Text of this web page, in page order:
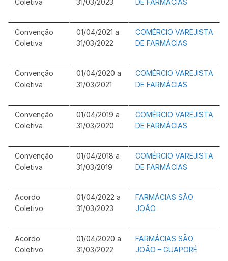
Coletiva
31/03/2023
DE FARMÁCIAS
Convenção
Coletiva
01/04/2021 a
31/03/2022
COMÉRCIO VAREJISTA
DE FARMÁCIAS
Convenção
Coletiva
01/04/2020 a
31/03/2021
COMÉRCIO VAREJISTA
DE FARMÁCIAS
Convenção
Coletiva
01/04/2019 a
31/03/2020
COMÉRCIO VAREJISTA
DE FARMÁCIAS
Convenção
Coletiva
01/04/2018 a
31/03/2019
COMÉRCIO VAREJISTA
DE FARMÁCIAS
Acordo
Coletivo
01/04/2022 a
31/03/2023
FARMÁCIAS SÃO
JOÃO
Acordo
Coletivo
01/04/2020 a
31/03/2022
FARMÁCIAS SÃO
JOÃO – GUAPORÉ